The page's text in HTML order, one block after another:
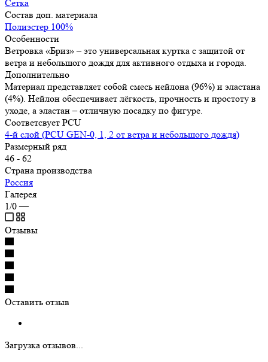
Сетка
Состав доп. материала
Полиэстер 100%
Особенности
Ветровка «Бриз» – это универсальная куртка с защитой от
ветра и небольшого дождя для активного отдыха и города.
Дополнительно
Материал представляет собой смесь нейлона (96%) и эластана
(4%). Нейлон обеспечивает лёгкость, прочность и простоту в
уходе, а эластан – отличную посадку по фигуре.
Соответсвует PCU
4-й слой (PCU GEN-0, 1, 2 от ветра и небольшого дождя)
Размерный ряд
46 - 62
Страна производства
Россия
Галерея
1/0 —
Отзывы
Оставить отзыв
Загрузка отзывов...